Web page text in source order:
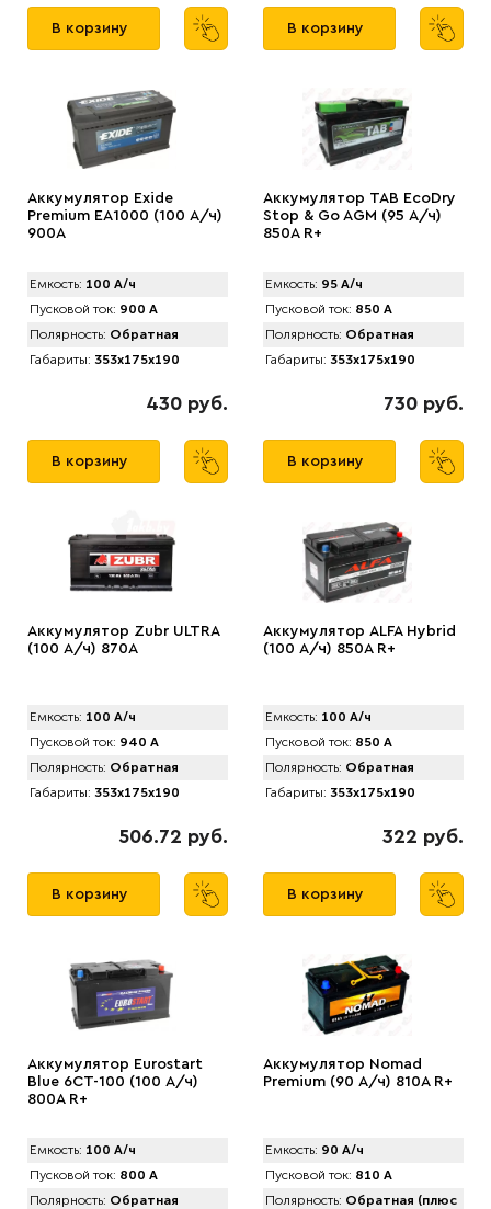
В корзину В корзину
Аккумулятор Exide
Premium EA1000 (100 А/ч)
900A
Емкость: 100 А/ч
Пусковой ток: 900 А
Полярность: Обратная
Габариты: 353x175x190
430 руб.
В корзину
Аккумулятор TAB EcоDry
Stop & Go AGM (95 А/ч)
850А R+
Емкость: 95 А/ч
Пусковой ток: 850 А
Полярность: Обратная
Габариты: 353x175x190
730 руб.
В корзину
Аккумулятор Zubr ULTRA
(100 А/ч) 870А
Емкость: 100 А/ч
Пусковой ток: 940 А
Полярность: Обратная
Габариты: 353x175x190
506.72 руб.
В корзину
Аккумулятор ALFA Hybrid
(100 А/ч) 850A R+
Емкость: 100 А/ч
Пусковой ток: 850 А
Полярность: Обратная
Габариты: 353x175x190
322 руб.
В корзину
Аккумулятор Eurostart
Blue 6CT-100 (100 А/ч)
800А R+
Емкость: 100 А/ч
Пусковой ток: 800 А
Полярность: Обратная
Аккумулятор Nomad
Premium (90 А/ч) 810A R+
Емкость: 90 А/ч
Пусковой ток: 810 А
Полярность: Обратная (плюс